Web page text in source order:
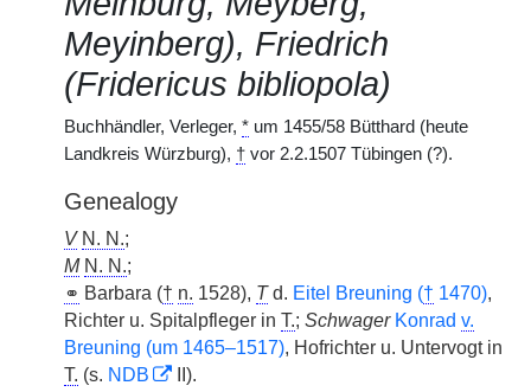
Meyinberg), Friedrich
(Fridericus bibliopola)
Buchhändler, Verleger, * um 1455/58 Bütthard (heute
Landkreis Würzburg), † vor 2.2.1507 Tübingen (?).
Genealogy
V N. N.;
M N. N.;
⚭ Barbara († n. 1528), Td. Eitel Breuning († 1470),
Richter u. Spitalpfleger in T.; Schwager Konrad v.
Breuning (um 1465–1517), Hofrichter u. Untervogt in
T. (s. NDB II).